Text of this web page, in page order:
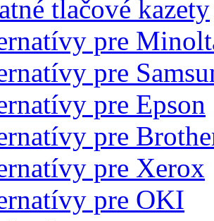
tlačové kazety
pre
pre
pre Epson
pre
pre Xerox
pre OKI